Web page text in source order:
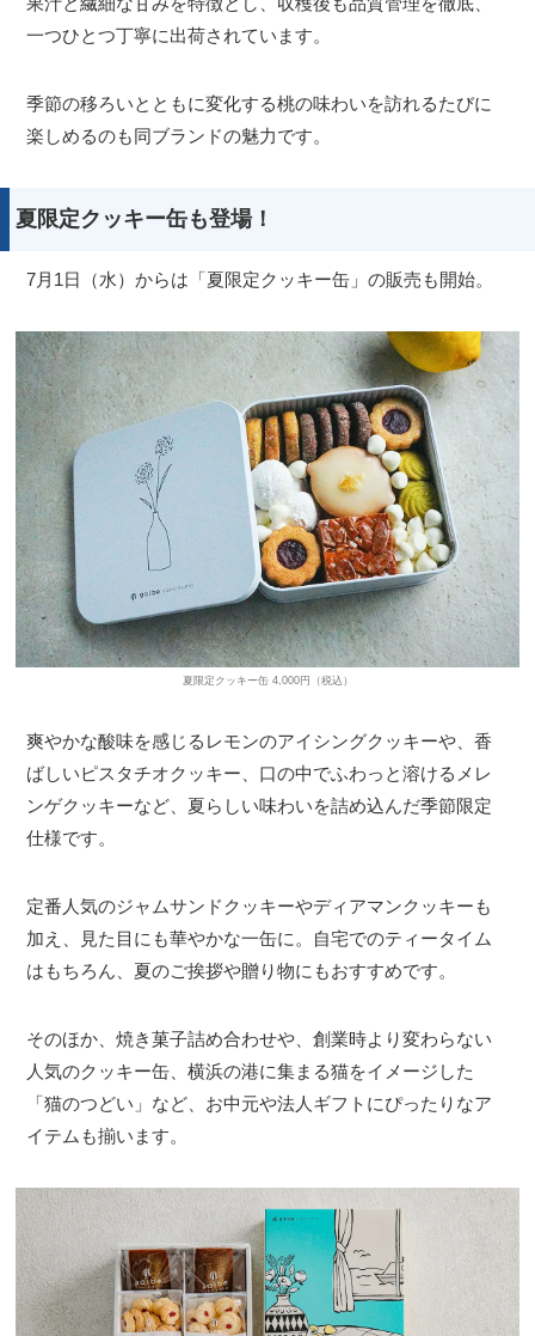
一つひとつ丁寧に出荷されています。
季節の移ろいとともに変化する桃の味わいを訪れるたびに
楽しめるのも同ブランドの魅力です。
夏限定クッキー缶も登場！
7月1日（水）からは「夏限定クッキー缶」の販売も開始。
夏限定クッキー缶 4,000円（税込）
爽やかな酸味を感じるレモンのアイシングクッキーや、香
ばしいピスタチオクッキー、口の中でふわっと溶けるメレ
ンゲクッキーなど、夏らしい味わいを詰め込んだ季節限定
仕様です。
定番人気のジャムサンドクッキーやディアマンクッキーも
加え、見た目にも華やかな一缶に。自宅でのティータイム
はもちろん、夏のご挨拶や贈り物にもおすすめです。
そのほか、焼き菓子詰め合わせや、創業時より変わらない
人気のクッキー缶、横浜の港に集まる猫をイメージした
「猫のつどい」など、お中元や法人ギフトにぴったりなア
イテムも揃います。